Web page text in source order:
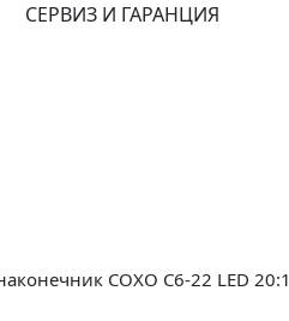
СЕРВИЗ И ГАРАНЦИЯ
COXO C6-22 LED 20:1